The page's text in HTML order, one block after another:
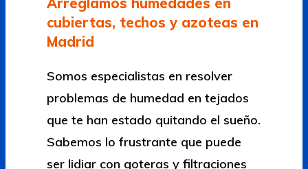
cubiertas, techos y azoteas en
Madrid
Somos especialistas en resolver
problemas de humedad en tejados
que te han estado quitando el sueño.
Sabemos lo frustrante que puede
ser lidiar con goteras y filtraciones